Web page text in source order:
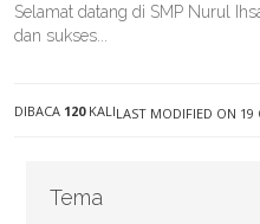
Selamat datang di SMP Nurul
dan sukses...
DIBACA 120KALILAST MODIFIED ON 19
Tema